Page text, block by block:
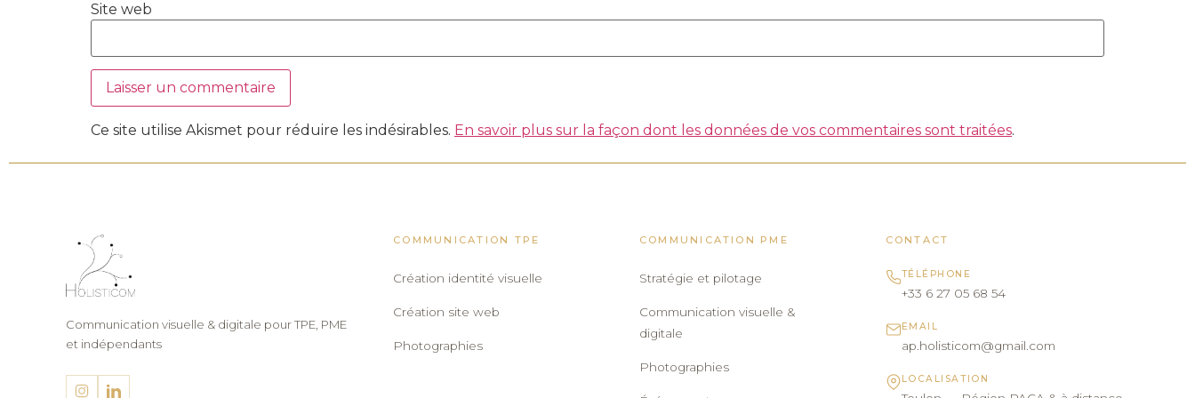
Site web
Ce site utilise Akismet pour réduire les indésirables. En savoir plus sur la façon dont les données de vos commentaires sont traitées.
Communication visuelle & digitale pour TPE, PME
et indépendants
COMMUNICATION TPE
Création identité visuelle
Création site web
Photographies
COMMUNICATION PME
Stratégie et pilotage
Communication visuelle &
digitale
Photographies
CONTACT
TÉLÉPHONE
+33 6 27 05 68 54
EMAIL
ap.holisticom@gmail.com
LOCALISATION